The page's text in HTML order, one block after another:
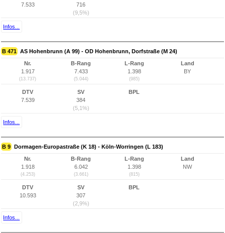
7.533
716
(9,5%)
Infos...
B 471 AS Hohenbrunn (A 99) - OD Hohenbrunn, Dorfstraße (M 24)
Nr.
1.917
(13.737)
B-Rang
7.433
(5.044)
L-Rang
1.398
(985)
Land
BY
DTV
7.539
SV
384
(5,1%)
BPL
Infos...
B 9 Dormagen-Europastraße (K 18) - Köln-Worringen (L 183)
Nr.
1.918
(4.253)
B-Rang
6.042
(3.661)
L-Rang
1.398
(815)
Land
NW
DTV
10.593
SV
307
(2,9%)
BPL
Infos...